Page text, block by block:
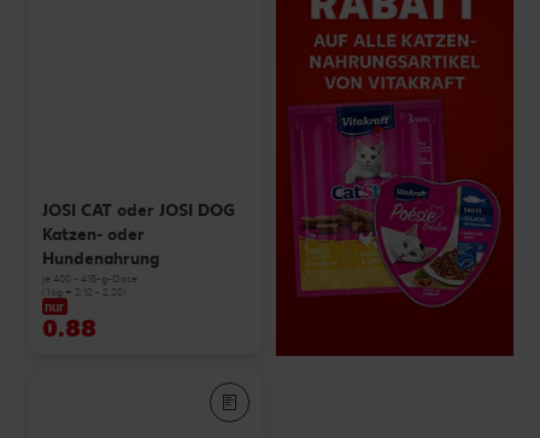
JOSI CAT oder JOSI DOG
Katzen- oder
Hundenahrung
je 400 - 415-g-Dose
(1 kg = 2.12 - 2.20)
nur
0.88